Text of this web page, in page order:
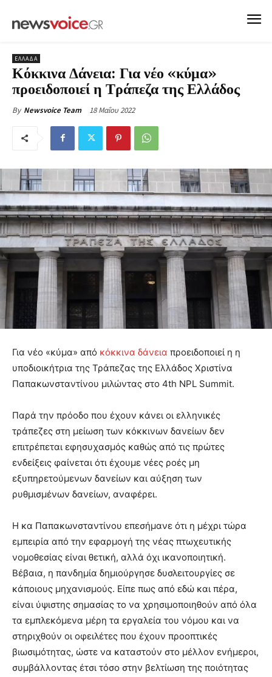
ΕΛΛΑΔΑ
Κόκκινα Δάνεια: Για νέο «κύμα»
προειδοποιεί η Τράπεζα της Ελλάδος
By Newsvoice Team 18 Μαΐου 2022
Για νέο «κύμα» από κόκκινα δάνεια προειδοποιεί η η
υποδιοικήτρια της Τράπεζας της Ελλάδος Χριστίνα
Παπακωνσταντίνου μιλώντας στο 4th NPL Summit.
Παρά την πρόοδο που έχουν κάνει οι ελληνικές
τράπεζες στη μείωση των κόκκινων δανείων δεν
επιτρέπεται εφησυχασμός καθώς από τις πρώτες
ενδείξεις φαίνεται ότι έχουμε νέες ροές μη
εξυπηρετούμενων δανείων και αύξηση των
ρυθμισμένων δανείων, αναφέρει.
Η κα Παπακωνσταντίνου επεσήμανε ότι η μέχρι τώρα
εμπειρία από την εφαρμογή της νέας πτωχευτικής
νομοθεσίας είναι θετική, αλλά όχι ικανοποιητική.
Βέβαια, η πανδημία δημιούργησε δυσλειτουργίες σε
κάποιους μηχανισμούς. Είπε πως από εδώ και πέρα,
είναι ύψιστης σημασίας το να χρησιμοποιηθούν από όλα
τα εμπλεκόμενα μέρη τα εργαλεία του νόμου και να
στηριχθούν οι οφειλέτες που έχουν προοπτικές
βιωσιμότητας, ώστε να καταστούν στο μέλλον ενήμεροι,
συμβάλλοντας έτσι τόσο στην βελτίωση της ποιότητας